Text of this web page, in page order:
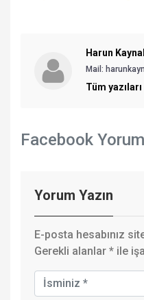
Harun
Mail:
Tüm yazıları
Facebook Yorum
Yorum Yazın
E-posta hesabınız
Gerekli alanlar * ile